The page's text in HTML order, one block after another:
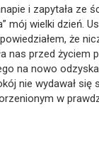
i zapytała ze
mój wielki dzień.
że
nas przed życiem
na nowo
nie wydawał się
w